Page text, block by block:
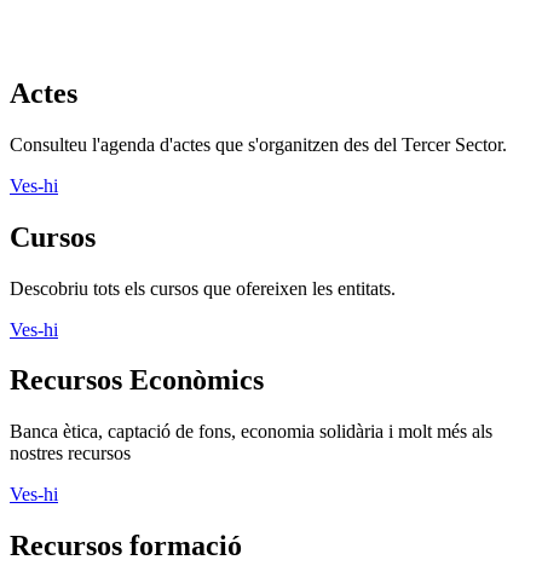
nostres recursos
Ves-hi
Recursos formació
Crèdits de lliure elecció, formació, gestió i molt més als nostres
recursos
Ves-hi
Recursos informàtics